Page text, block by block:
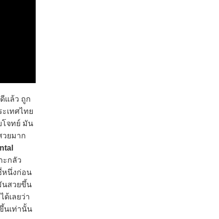
แล้ว ถูก
เทศไทย
โจทย์ มัน
วยมาก
ะกลัว
หนึ่งก่อน
นสวยขึ้น
เลยว่า
นเท่านั้น